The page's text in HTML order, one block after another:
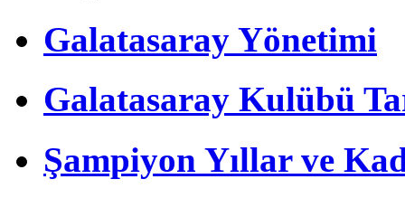
Galatasaray Yönetimi
Galatasaray Kulübü
Şampiyon Yıllar ve